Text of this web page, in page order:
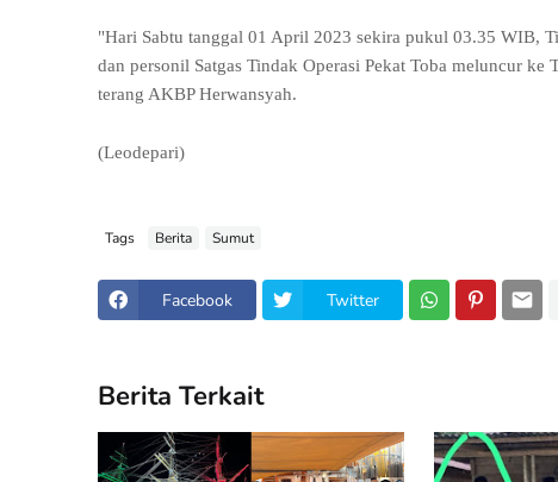
"Hari Sabtu tanggal 01 April 2023 sekira pukul 03.35 WIB,
dan personil Satgas Tindak Operasi Pekat Toba meluncur
terang AKBP Herwansyah.
(Leodepari)
Tags Berita Sumut
Facebook Twitter
Berita Terkait